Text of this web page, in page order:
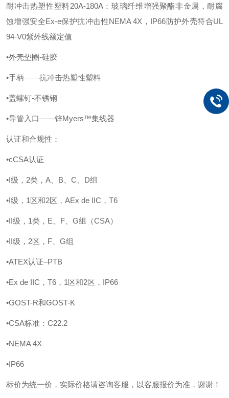
耐冲击热塑性塑料20A-180A：玻璃纤维增强聚酯非金属，耐腐
蚀增强安全Ex-e保护抗冲击性NEMA 4X，IP66防护外壳符合UL
94-V0紫外线额定值
•外壳垫圈-硅胶
•手柄——抗冲击热塑性塑料
•盖螺钉-不锈钢
•导管入口——锌Myers™集线器
认证和合规性：
•cCSA认证
•I级，2类，A、B、C、D组
•I级，1区和2区，AEx de IIC，T6
•II级，1类，E、F、G组（CSA）
•II级，2区，F、G组
•ATEX认证–PTB
•Ex de IIC，T6，1区和2区，IP66
•GOST-R和GOST-K
•CSA标准：C22.2
•NEMA 4X
•IP66
标价为统一价，实际价格请咨询客服，以客服报价为准，谢谢！